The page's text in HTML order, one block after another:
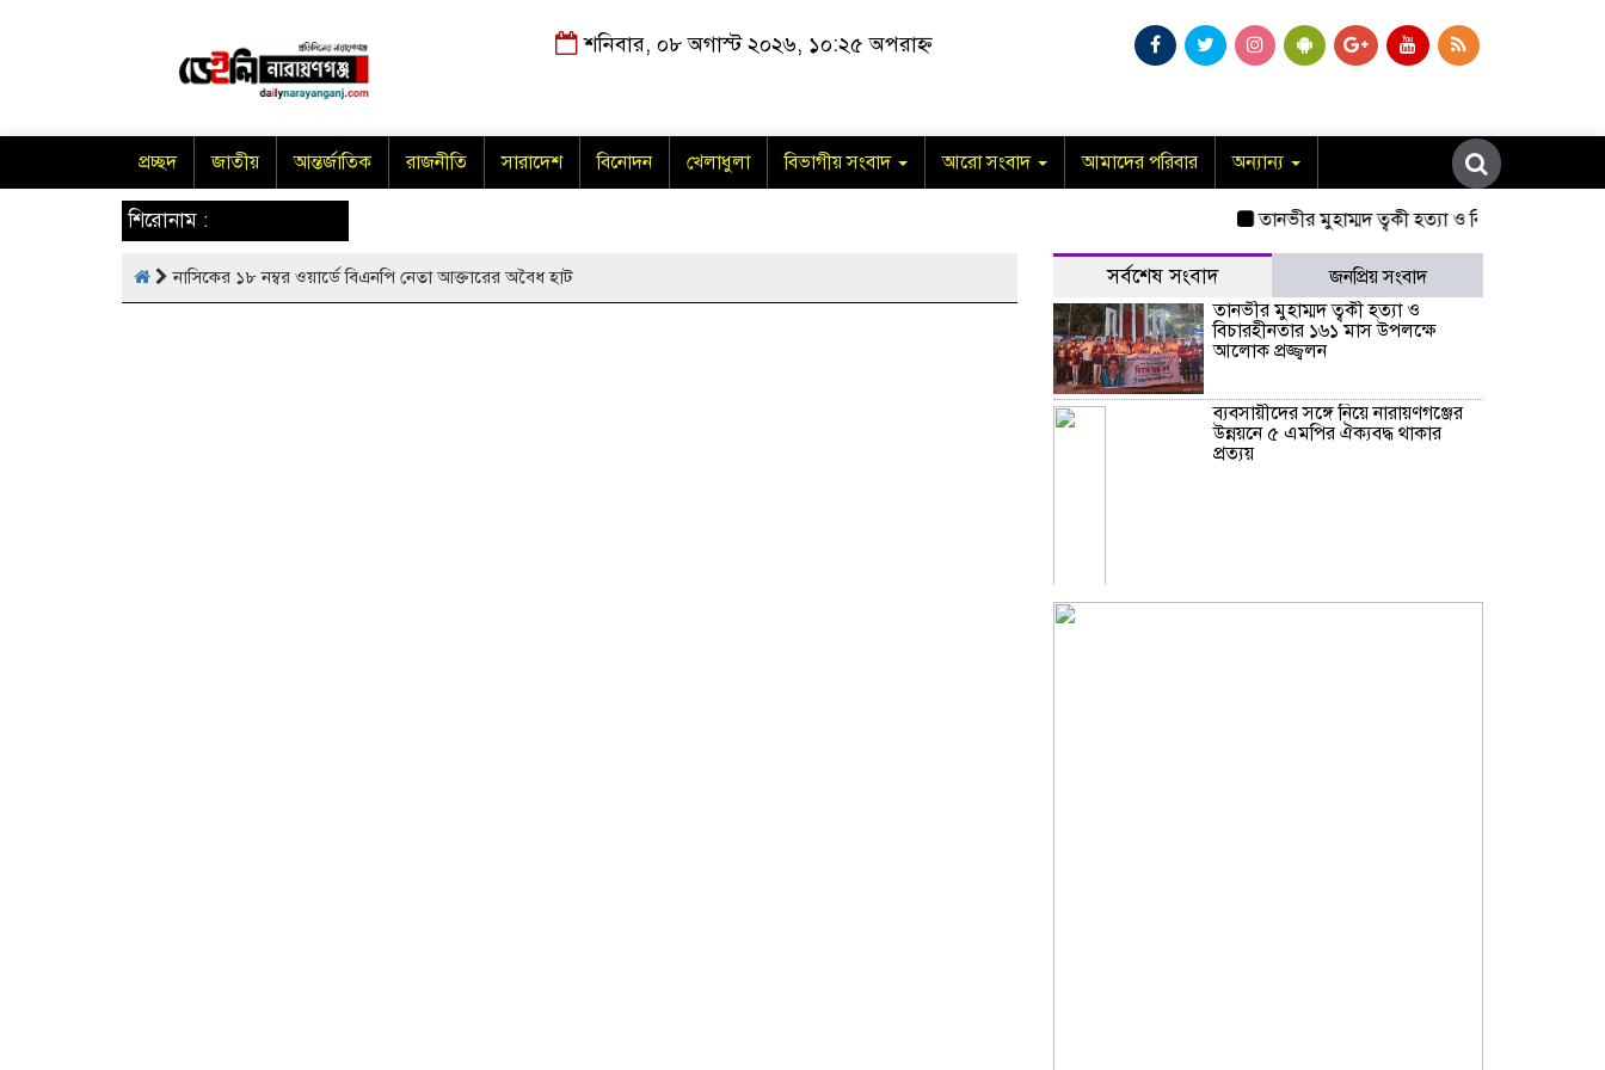
শনিবার, ০৮ অগাস্ট ২০২৬, ১০:২৫ অপরাহ্ন
প্রচ্ছদ জাতীয় আন্তর্জাতিক রাজনীতি সারাদেশ বিনোদন খেলাধুলা বিভাগীয় সংবাদ আরো সংবাদ আমাদের পরিবার অন্যান্য
শিরোনাম : তানভীর মুহাম্মদ ত্বকী হত্যা ও বিচারহীনতার ১৬১
নাসিকের ১৮ নম্বর ওয়ার্ডে বিএনপি নেতা আক্তারের অবৈধ হাট সর্বশেষ সংবাদ
জনপ্রিয় সংবাদ
তানভীর মুহাম্মদ ত্বকী হত্যা ও
বিচারহীনতার ১৬১ মাস উপলক্ষে
আলোক প্রজ্জ্বলন
ব্যবসায়ীদের সঙ্গে নিয়ে নারায়ণগঞ্জের
উন্নয়নে ৫ এমপির ঐক্যবদ্ধ থাকার
প্রত্যয়